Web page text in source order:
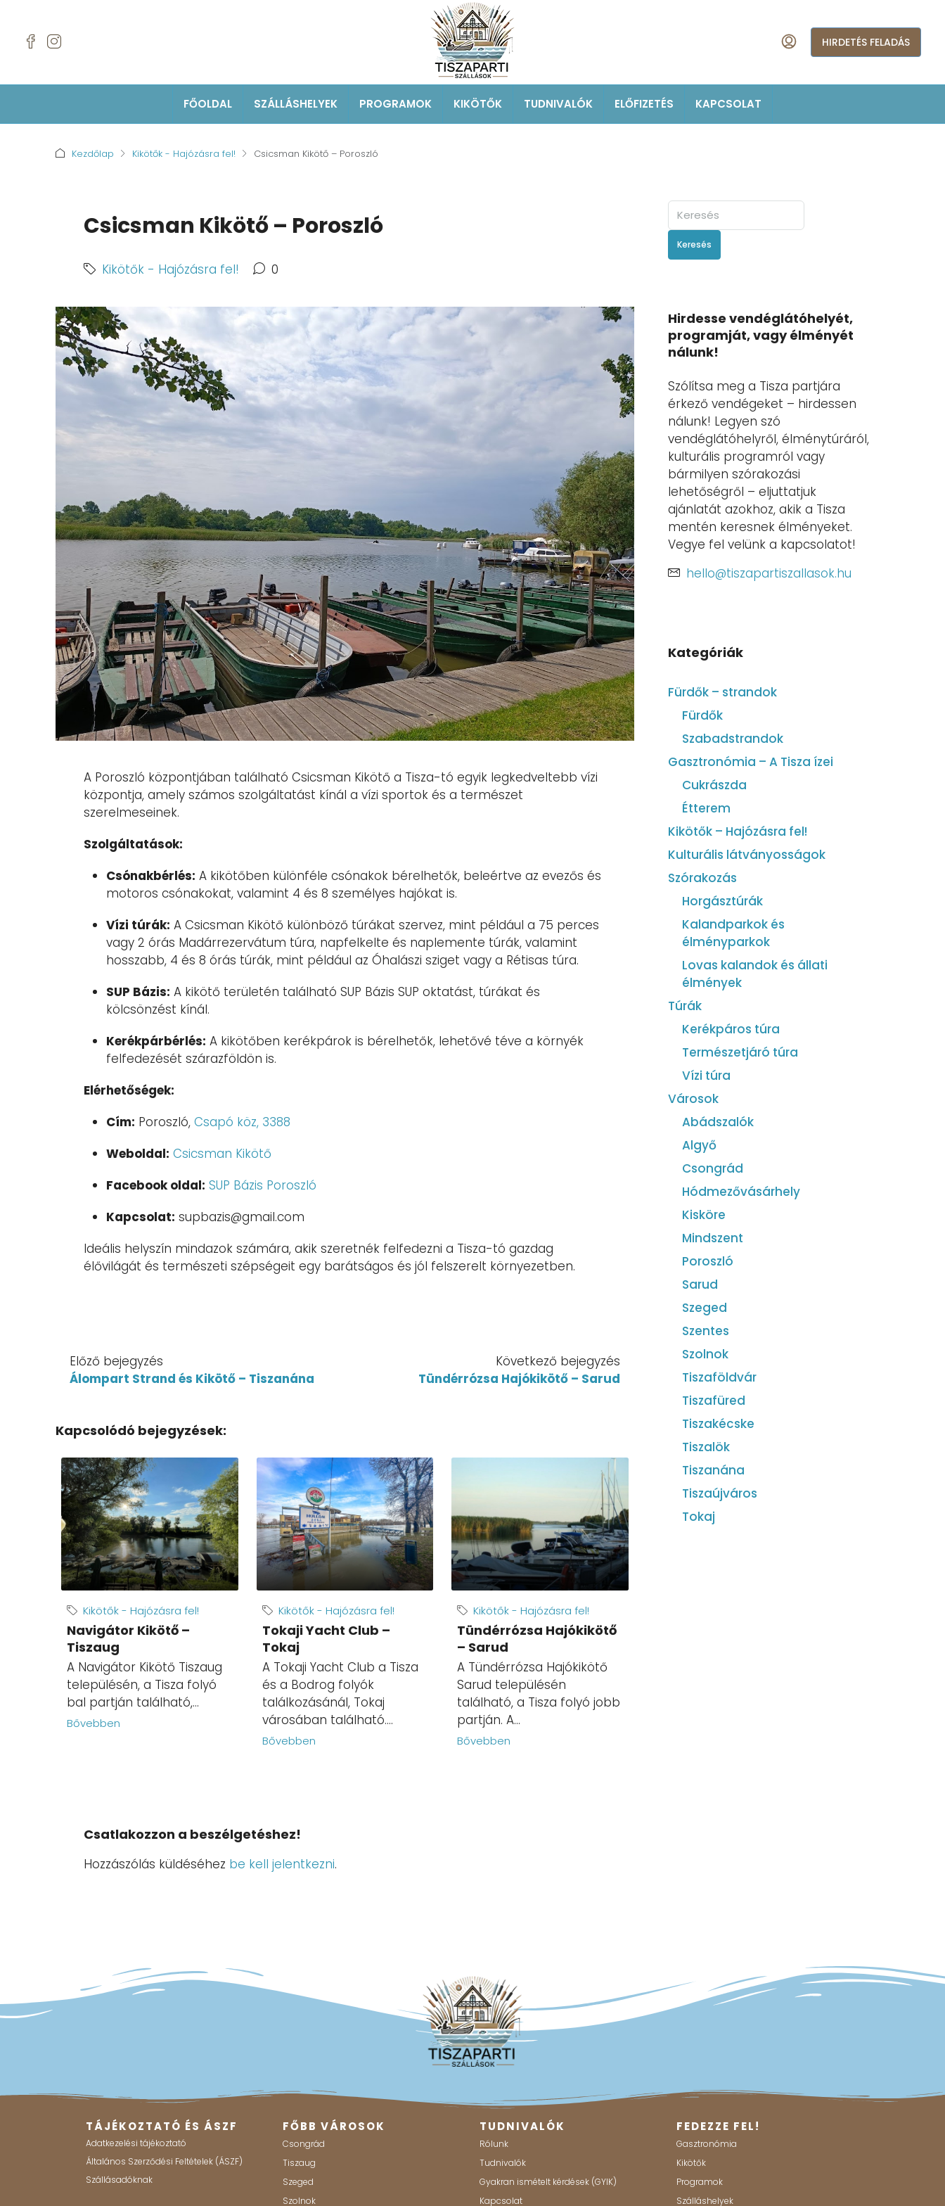
HIRDETÉS FELADÁS
FŐOLDAL SZÁLLÁSHELYEK PROGRAMOK KIKÖTŐK TUDNIVALÓK ELŐFIZETÉS KAPCSOLAT
Kezdőlap Kikötők - Hajózásra fel! Csicsman Kikötő – Poroszló
Csicsman Kikötő – Poroszló
Kikötők - Hajózásra fel! 0
A Poroszló központjában található Csicsman Kikötő a Tisza-tó egyik legkedveltebb vízi
központja, amely számos szolgáltatást kínál a vízi sportok és a természet
szerelmeseinek.
Szolgáltatások:
Csónakbérlés: A kikötőben különféle csónakok bérelhetők, beleértve az evezős és
motoros csónakokat, valamint 4 és 8 személyes hajókat is.
Vízi túrák: A Csicsman Kikötő különböző túrákat szervez, mint például a 75 perces
vagy 2 órás Madárrezervátum túra, napfelkelte és naplemente túrák, valamint
hosszabb, 4 és 8 órás túrák, mint például az Óhalászi sziget vagy a Rétisas túra.
SUP Bázis: A kikötő területén található SUP Bázis SUP oktatást, túrákat és
kölcsönzést kínál.
Kerékpárbérlés: A kikötőben kerékpárok is bérelhetők, lehetővé téve a környék
felfedezését szárazföldön is.
Elérhetőségek:
Cím: Poroszló, Csapó köz, 3388
Weboldal: Csicsman Kikötő
Facebook oldal: SUP Bázis Poroszló
Kapcsolat: supbazis@gmail.com
Ideális helyszín mindazok számára, akik szeretnék felfedezni a Tisza-tó gazdag
élővilágát és természeti szépségeit egy barátságos és jól felszerelt környezetben.
Előző bejegyzés
Álompart Strand és Kikötő – Tiszanána
Következő bejegyzés
Tündérrózsa Hajókikötő – Sarud
Kapcsolódó bejegyzések:
Kikötők - Hajózásra fel!
Navigátor Kikötő –
Tiszaug
A Navigátor Kikötő Tiszaug
településén, a Tisza folyó
bal partján található,...
Bővebben
Kikötők - Hajózásra fel!
Tokaji Yacht Club –
Tokaj
A Tokaji Yacht Club a Tisza
és a Bodrog folyók
találkozásánál, Tokaj
városában található....
Bővebben
Kikötők - Hajózásra fel!
Tündérrózsa Hajókikötő
– Sarud
A Tündérrózsa Hajókikötő
Sarud településén
található, a Tisza folyó jobb
partján. A...
Bővebben
Csatlakozzon a beszélgetéshez!
Hozzászólás küldéséhez be kell jelentkezni.
Keresés
Hirdesse vendéglátóhelyét,
programját, vagy élményét
nálunk!
Szólítsa meg a Tisza partjára
érkező vendégeket – hirdessen
nálunk! Legyen szó
vendéglátóhelyről, élménytúráról,
kulturális programról vagy
bármilyen szórakozási
lehetőségről – eljuttatjuk
ajánlatát azokhoz, akik a Tisza
mentén keresnek élményeket.
Vegye fel velünk a kapcsolatot!
hello@tiszapartiszallasok.hu
Kategóriák
Fürdők – strandok
Fürdők
Szabadstrandok
Gasztronómia – A Tisza ízei
Cukrászda
Étterem
Kikötők – Hajózásra fel!
Kulturális látványosságok
Szórakozás
Horgásztúrák
Kalandparkok és
élményparkok
Lovas kalandok és állati
élmények
Túrák
Kerékpáros túra
Természetjáró túra
Vízi túra
Városok
Abádszalók
Algyő
Csongrád
Hódmezővásárhely
Kisköre
Mindszent
Poroszló
Sarud
Szeged
Szentes
Szolnok
Tiszaföldvár
Tiszafüred
Tiszakécske
Tiszalök
Tiszanána
Tiszaújváros
Tokaj
TÁJÉKOZTATÓ ÉS ÁSZF
Adatkezelési tájékoztató
Általános Szerződési Feltételek (ÁSZF)
Szállásadóknak
FŐBB VÁROSOK
Csongrád
Tiszaug
Szeged
Szolnok
TUDNIVALÓK
Rólunk
Tudnivalók
Gyakran ismételt kérdések (GYIK)
Kapcsolat
FEDEZZE FEL!
Gasztronómia
Kikötők
Programok
Szálláshelyek